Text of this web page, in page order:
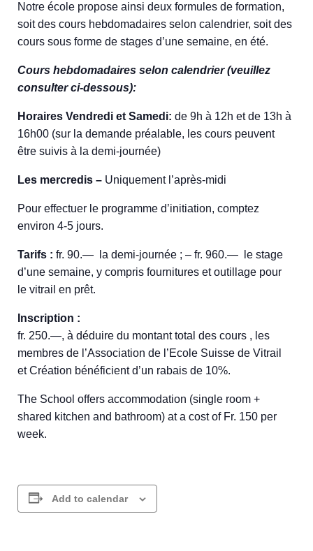
Notre école propose ainsi deux formules de formation,
soit des cours hebdomadaires selon calendrier, soit des
cours sous forme de stages d’une semaine, en été.
Cours hebdomadaires selon calendrier (veuillez
consulter ci-dessous):
Horaires Vendredi et Samedi: de 9h à 12h et de 13h à
16h00 (sur la demande préalable, les cours peuvent
être suivis à la demi-journée)
Les mercredis – Uniquement l’après-midi
Pour effectuer le programme d’initiation, comptez
environ 4-5 jours.
Tarifs : fr. 90.— la demi-journée ; – fr. 960.— le stage
d’une semaine, y compris fournitures et outillage pour
le vitrail en prêt.
Inscription :
fr. 250.—, à déduire du montant total des cours , les
membres de l’Association de l’Ecole Suisse de Vitrail
et Création bénéficient d’un rabais de 10%.
The School offers accommodation (single room +
shared kitchen and bathroom) at a cost of Fr. 150 per
week.
Add to calendar